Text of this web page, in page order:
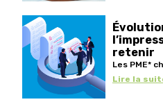
retenir
Les PME*
Lire la